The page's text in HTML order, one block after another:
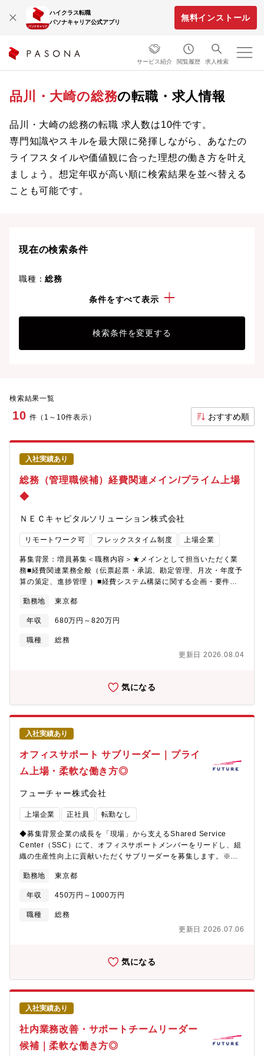
ハイクラス転職
パソナキャリア公式アプリ
無料インストール
サービス紹介 閲覧履歴 求人検索
品川・大崎の総務の転職・求人情報
品川・大崎の総務の転職 求人数は10件です。
専門知識やスキルを最大限に発揮しながら、あなたの
ライフスタイルや価値観に合った理想の働き方を叶え
ましょう。想定年収が高い順に検索結果を並べ替える
ことも可能です。
現在の検索条件
職種：総務
品川・大崎条件をすべて表示
検索条件を変更する
検索結果一覧
10 件（1～10件表示） おすすめ順
入社実績あり
総務（管理職候補）経費関連メイン/プライム上場
◆
ＮＥＣキャピタルソリューション株式会社
リモートワーク可 フレックスタイム制度 上場企業
募集背景：増員募集＜職務内容＞★メインとして担当いただく業
務■経費関連業務全般（伝票起票・承認、勘定管理、月次・年度予
算の策定、進捗管理 ）■経費システム構築に関する企画・要件整
品管理の最適化■他部門、取引先との折衝・調整・課題解決の推進
入社後は、経費関連業務全般、備品の発注・管理、経費精算シス
テムの入れ替えプロジェクトの推進を担当いただく予定です。★
ゆくゆく幅広くお任せしたい業務■チームマネジメント業務■防
ティ領域全般に関する業務（オフィス環境整備、設備管理 等）
議・契約書対応、締結・管理プロセスの運用改善＜組織構成につ
いて＞■人事総務部：約30名所属しており、大きく分けると人事チ
ームと総務チームの2つのグループで構成されています■総務チー
ム：全体で6名で構成されており、それぞれ得意領域を担当しなが
ら業務を進めています■全員が中途入社メンバーであり、異なる価
値観を受け入れる風土があります＜求人魅力＞総務領域を支える
キーパーソンとして実務遂行のみならず、全社運営を支える仕組
みづくりや改善提案にも携わることができます。実務を通じて幅
広い業務領域に関わることができるため、経費処理・契約・防
自ら課題を見つけ、改善提案を形にしていくことで組織の仕組み
づくりや働きやすい環境づくりに直接貢献できます。周囲との連
携を大切にしながらも、自身の判断で業務を進めていける裁量が
方：週1～2回のリモート勤務を活用している社員がほとんどで
す。午前中はリモート勤務、午後から出社するといった柔軟な働
き方も可能です。＜新卒・キャリア採用者比率＞新卒とキャリア
採用者の比率が5：5であり、多様性に富んだ組織風土が競争力の
70.9％（2023年3月期）平均残業時間/月：23.0時間（2023年3月
児休業復職率：95％（2022年3月期）【自律的なキャリア形成を
促す人材育成制度】 キャリア相談窓口、社内公募制度、社内イ
康リテラシー向上に向けた研修 ※人間ドック・がん検診の自己
けでなく、男性社員も多数利用しています【職場における受動喫
勤務地 東京都
年収 680万円～820万円
職種
総務
更新日 2026.08.04
気になる
入社実績あり
オフィスサポート サブリーダー｜プライ
ム上場・柔軟な働き方◎
フューチャー株式会社
上場企業 正社員 転勤なし
◆募集背景企業の成長を「現場」から支えるShared Service
Center（SSC）にて、オフィスサポートメンバーをリードし、組
織の生産性向上に貢献いただくサブリーダーを募集します。※当
マネジメントと業務推進オフィスサポートメンバー（主に障がい
を持つ社員）の日々の業務運営、品質管理、およびメンバー育成
が主なミッションとなります。1.オフィスサポートメンバーの管
理・育成・サポート・チームメンバー（10～12名程度）の勤怠管
た業務の割り振り、OJT・定期的な面談による成長支援・メンバ
管理と改善推進・清掃、郵送物対応、備品管理、庶務業務など、
チームが担当する業務全般の品質チェック・メンバーと共に業務
フローの課題を発見し、創意工夫や改善を推進・改善の成果を数
値化し、SSC全体の生産性向上へ貢献3.SSCリーダーおよび関係
部署との連携・業務報告、改善提案、メンバーに関する状況共
有・社員が快適に働けるオフィス環境を維持するための、他部署
との連携・調整なお、基本的にはオフィス勤務のポジションとな
ります。（リモートワークは原則認めておりません）◆体制・
SSC全体では30名程度。 このうちオフィスサポートチームは現
勤務地 東京都
年収 450万円～1000万円
職種
総務
更新日 2026.07.06
気になる
入社実績あり
社内業務改善・サポートチームリーダー
候補｜柔軟な働き方◎